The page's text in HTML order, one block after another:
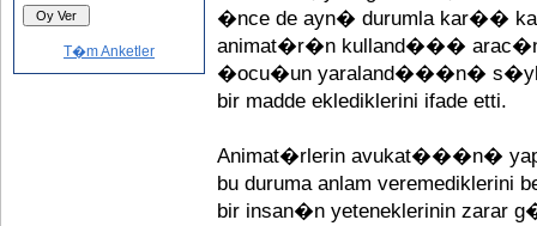
T�m Anketler
�nce de ayn� durumla kar��
animat�r�n kulland���
�ocu�un yaraland���n�
bir madde eklediklerini ifade etti.
Animat�rlerin avukat���n�
bu duruma anlam veremediklerini
bir insan�n yeteneklerinin zarar